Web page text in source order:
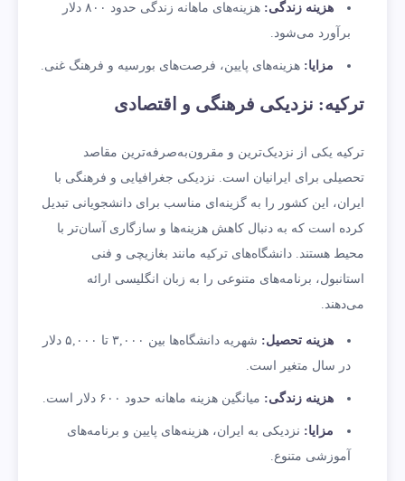
هزینه زندگی:
هزینه‌های ماهانه زندگی حدود ۸۰۰ دلار
برآورد می‌شود.
مزایا: هزینه‌های پایین، فرصت‌های بورسیه و فرهنگ غنی.
ترکیه: نزدیکی فرهنگی و اقتصادی
ترکیه یکی از نزدیک‌ترین و مقرون‌به‌صرفه‌ترین مقاصد
تحصیلی برای ایرانیان است. نزدیکی جغرافیایی و فرهنگی با
ایران، این کشور را به گزینه‌ای مناسب برای دانشجویانی تبدیل
کرده است که به دنبال کاهش هزینه‌ها و سازگاری آسان‌تر با
محیط هستند. دانشگاه‌های ترکیه مانند بغازیچی و فنی
استانبول، برنامه‌های متنوعی را به زبان انگلیسی ارائه
می‌دهند.
هزینه تحصیل:
شهریه دانشگاه‌ها بین ۳,۰۰۰ تا ۵,۰۰۰ دلار
در سال متغیر است.
هزینه زندگی: میانگین هزینه ماهانه حدود ۶۰۰ دلار است.
مزایا: نزدیکی به ایران، هزینه‌های پایین و برنامه‌های
آموزشی متنوع.